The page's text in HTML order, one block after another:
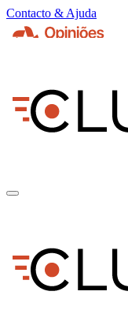
Contacto & Ajuda